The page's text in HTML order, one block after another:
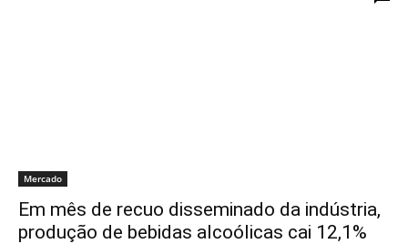
Mercado
Em mês de recuo disseminado da indústria,
produção de bebidas alcoólicas cai 12,1%